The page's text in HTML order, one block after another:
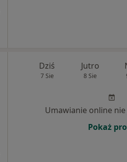
Dziś
7 Sie
Jutro
8 Sie
Umawianie online
Pokaż